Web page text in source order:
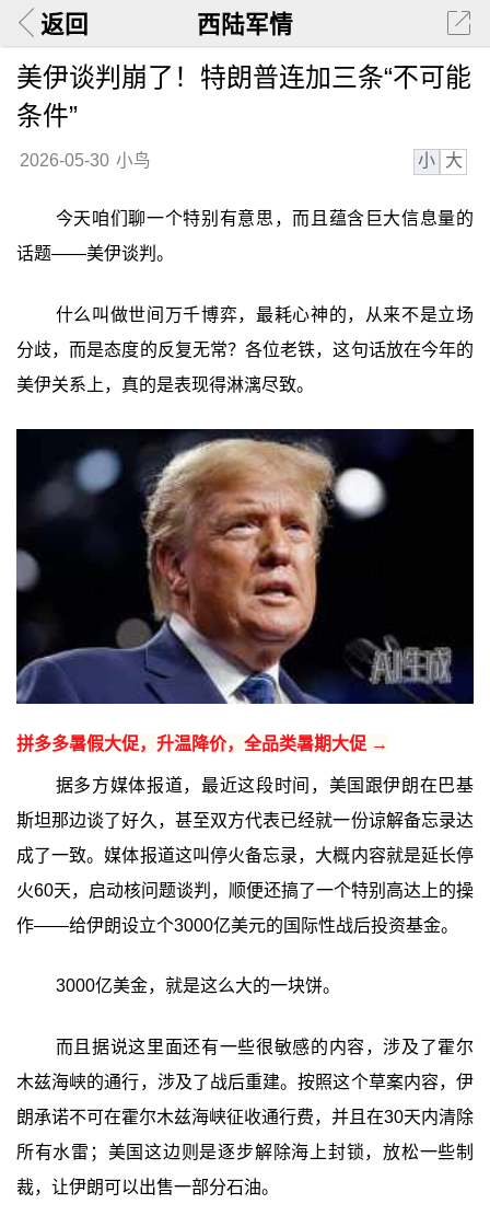
返回 西陆军情
美伊谈判崩了！特朗普连加三条“不可能
条件”
2026-05-30 小鸟 小 大
今天咱们聊一个特别有意思，而且蕴含巨大信息量的
话题——美伊谈判。
什么叫做世间万千博弈，最耗心神的，从来不是立场
分歧，而是态度的反复无常？各位老铁，这句话放在今年的
美伊关系上，真的是表现得淋漓尽致。
拼多多暑假大促，升温降价，全品类暑期大促 →
据多方媒体报道，最近这段时间，美国跟伊朗在巴基
斯坦那边谈了好久，甚至双方代表已经就一份谅解备忘录达
成了一致。媒体报道这叫停火备忘录，大概内容就是延长停
火60天，启动核问题谈判，顺便还搞了一个特别高达上的操
作——给伊朗设立个3000亿美元的国际性战后投资基金。
3000亿美金，就是这么大的一块饼。
而且据说这里面还有一些很敏感的内容，涉及了霍尔
木兹海峡的通行，涉及了战后重建。按照这个草案内容，伊
朗承诺不可在霍尔木兹海峡征收通行费，并且在30天内清除
所有水雷；美国这边则是逐步解除海上封锁，放松一些制
裁，让伊朗可以出售一部分石油。